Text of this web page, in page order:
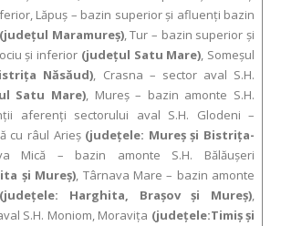
Lăpuş – bazin superior şi afluenţi bazin
(judeţul Maramureş), Tur – bazin superior şi
şi inferior (judeţul Satu Mare), Someşul
Năsăud), Crasna – sector aval S.H.
Satu Mare), Mureș – bazin amonte S.H.
aferenți sectorului aval S.H. Glodeni –
cu râul Arieș (județele: Mureș și Bistrița-
Mică – bazin amonte S.H. Bălăușeri
și Mureș), Târnava Mare – bazin amonte
(județele: Harghita, Braşov şi Mureș),
S.H. Moniom, Moraviţa (judeţele:Timiş şi